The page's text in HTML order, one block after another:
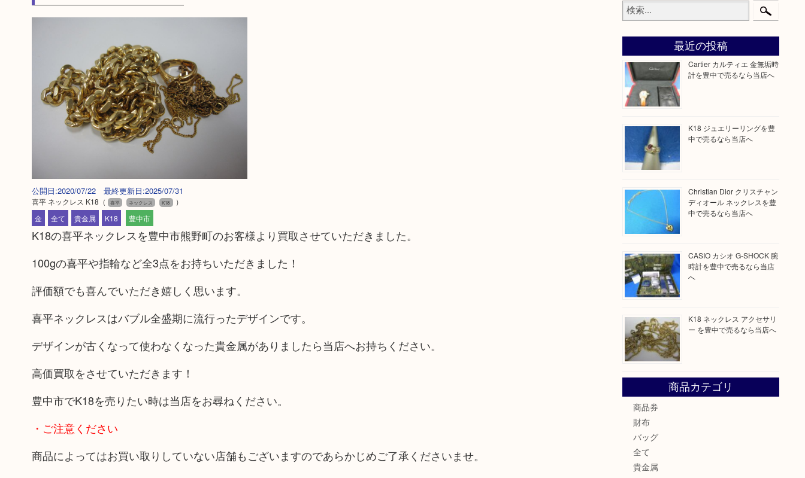
公開日:2020/07/22 最終更新日:2025/07/31
喜平 ネックレス K18 （ 喜平 ネックレス K18
）
金
全て 貴金属 K18 豊中市
K18の喜平ネックレスを豊中市熊野町のお客様より買取させていただきました。
100gの喜平や指輪など全3点をお持ちいただきました！
評価額でも喜んでいただき嬉しく思います。
喜平ネックレスはバブル全盛期に流行ったデザインです。
デザインが古くなって使わなくなった貴金属がありましたら当店へお持ちください。
高価買取をさせていただきます！
豊中市でK18を売りたい時は当店をお尋ねください。
・ご注意ください
商品によってはお買い取りしていない店舗もございますのであらかじめご了承くださいませ。
最近の投稿
Cartier カルティエ 金無垢時
計を豊中で売るなら当店へ
K18 ジュエリーリングを豊
中で売るなら当店へ
Christian Dior クリスチャン
ディオール ネックレスを豊
中で売るなら当店へ
CASIO カシオ G-SHOCK 腕
時計を豊中で売るなら当店
へ
K18 ネックレス アクセサリ
ー を豊中で売るなら当店へ
商品カテゴリ
商品券
財布
バッグ
全て
貴金属